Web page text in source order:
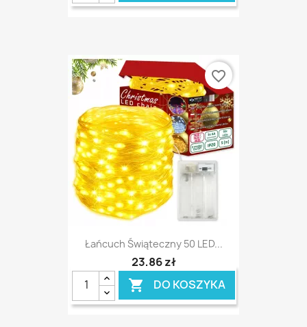
Łańcuch Świąteczny 50 LED...
23,86 zł
 DO KOSZYKA
favorite_border